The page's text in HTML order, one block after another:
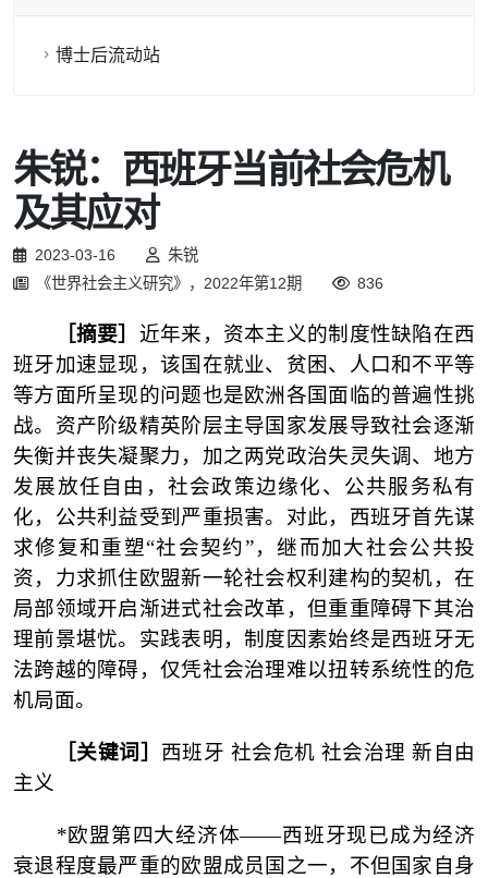
博士后流动站
朱锐：西班牙当前社会危机
及其应对
2023-03-16
朱锐
《世界社会主义研究》，2022年第12期
836
［摘要］ 近年来，资本主义的制度性缺陷在西
班牙加速显现，该国在就业、贫困、人口和不平等
等方面所呈现的问题也是欧洲各国面临的普遍性挑
战。资产阶级精英阶层主导国家发展导致社会逐渐
失衡并丧失凝聚力，加之两党政治失灵失调、地方
发展放任自由，社会政策边缘化、公共服务私有
化，公共利益受到严重损害。对此，西班牙首先谋
求修复和重塑“社会契约”，继而加大社会公共投
资，力求抓住欧盟新一轮社会权利建构的契机，在
局部领域开启渐进式社会改革，但重重障碍下其治
理前景堪忧。实践表明，制度因素始终是西班牙无
法跨越的障碍，仅凭社会治理难以扭转系统性的危
机局面。
［关键词］ 西班牙 社会危机 社会治理 新自由
主义
*欧盟第四大经济体——西班牙现已成为经济
衰退程度最严重的欧盟成员国之一，不但国家自身